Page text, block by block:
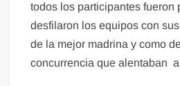
todos los participantes fueron
desfilaron los equipos con
de la mejor madrina y como
concurrencia que alentaban